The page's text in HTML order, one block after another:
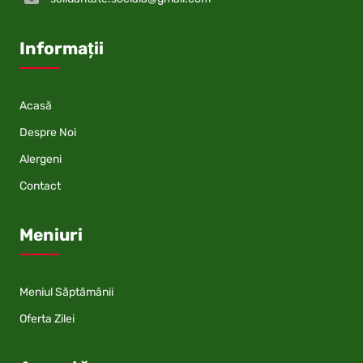
Informații
Acasă
Despre Noi
Alergeni
Contact
Meniuri
Meniul Săptămânii
Oferta Zilei